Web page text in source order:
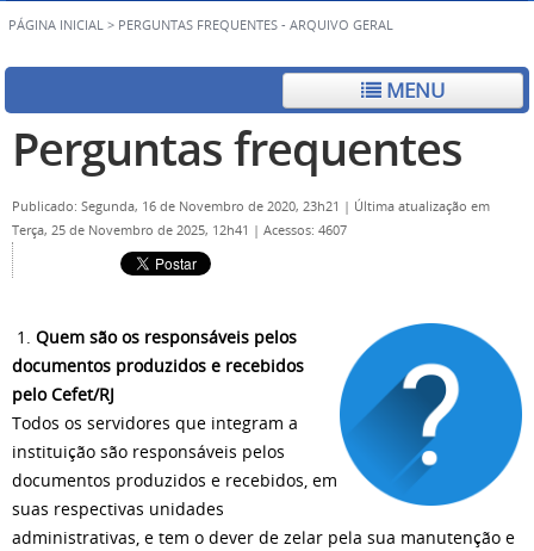
PÁGINA INICIAL > PERGUNTAS FREQUENTES - ARQUIVO GERAL
MENU
Perguntas frequentes
Publicado: Segunda, 16 de Novembro de 2020, 23h21 | Última atualização em
Terça, 25 de Novembro de 2025, 12h41 | Acessos: 4607
1. Quem são os responsáveis pelos
documentos produzidos e recebidos
pelo Cefet/RJ
Todos os servidores que integram a
instituição são responsáveis pelos
documentos produzidos e recebidos, em
suas respectivas unidades
administrativas, e tem o dever de zelar pela sua manutenção e